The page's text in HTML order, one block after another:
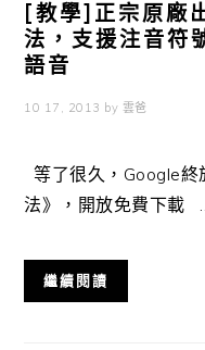
[教學]正宗原廠
法，支援注音符
語音
10 17, 2013 by 雲爸
等了很久，Google
法》，開放免費下載
繼續閱讀